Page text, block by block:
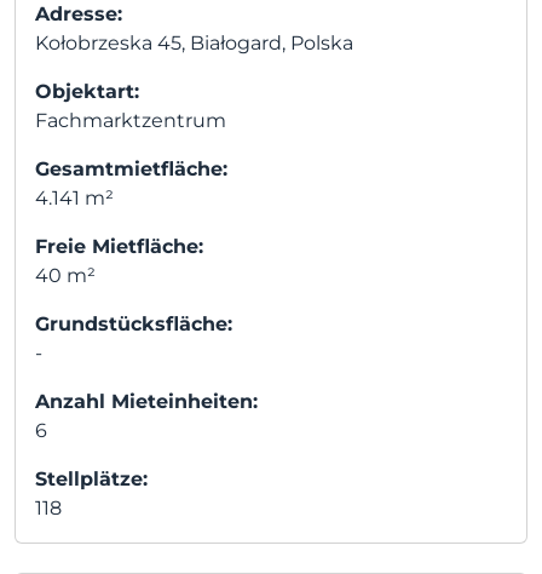
Adresse:
Kołobrzeska 45, Białogard, Polska
Objektart:
Fachmarktzentrum
Gesamtmietfläche:
4.141 m²
Freie Mietfläche:
40 m²
Grundstücksfläche:
-
Anzahl Mieteinheiten:
6
Stellplätze:
118